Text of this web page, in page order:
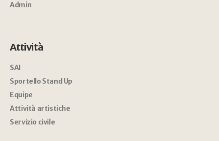
Admin
Attività
SAI
Sportello Stand Up
Equipe
Attività artistiche
Servizio civile